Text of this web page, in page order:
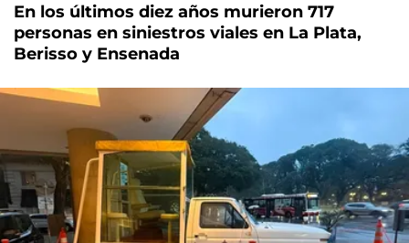
En los últimos diez años murieron 717
personas en siniestros viales en La Plata,
Berisso y Ensenada